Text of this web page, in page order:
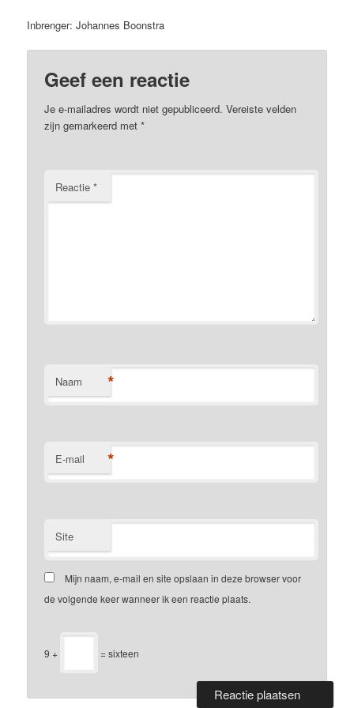
Inbrenger: Johannes Boonstra
Geef een reactie
Je e-mailadres wordt niet gepubliceerd. Vereiste velden
zijn gemarkeerd met*
Reactie*
Naam *
E-mail *
Site
Mijn naam, e-mail en site opslaan in deze browser voor
de volgende keer wanneer ik een reactie plaats.
9 + = sixteen